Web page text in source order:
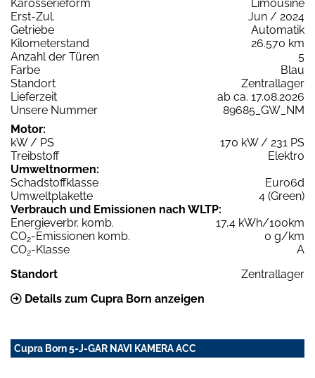
Karosserieform
Limousine
Erst-Zul.
Jun / 2024
Getriebe
Automatik
Kilometerstand
26.570 km
Anzahl der Türen
5
Farbe
Blau
Standort
Zentrallager
Lieferzeit
ab ca. 17.08.2026
Unsere Nummer
89685_GW_NM
Motor:
kW / PS
170 kW / 231 PS
Treibstoff
Elektro
Umweltnormen:
Schadstoffklasse
Euro6d
Umweltplakette
4 (Green)
Verbrauch und Emissionen nach WLTP:
Energieverbr. komb.
17,4 kWh/100km
CO2-Emissionen komb.
0 g/km
CO2-Klasse
A
Standort
Zentrallager
Details zum Cupra Born anzeigen
Cupra Born 5-J-GAR NAVI KAMERA ACC